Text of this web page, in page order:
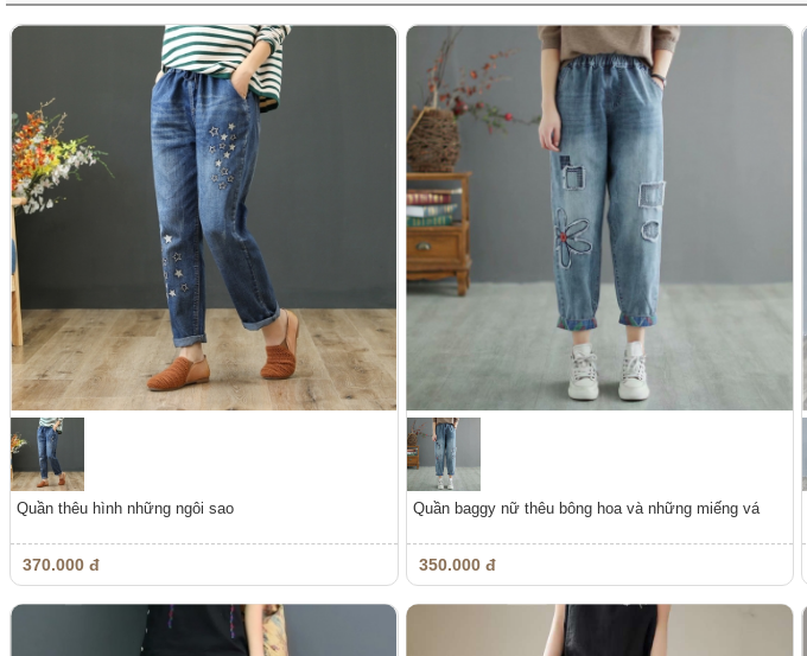
Quần thêu hình những ngôi sao
370.000 đ
Quần baggy nữ thêu bông hoa và những miếng vá
350.000 đ